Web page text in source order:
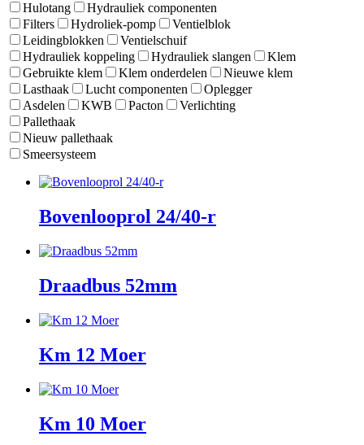
Hulotang
Hydrauliek componenten
Filters
Hydroliek-pomp
Ventielblok
Leidingblokken
Ventielschuif
Hydrauliek koppeling
Hydrauliek slangen
Klem
Gebruikte klem
Klem onderdelen
Nieuwe klem
Lasthaak
Lucht componenten
Oplegger
Asdelen
KWB Pacton
Verlichting
Pallethaak
Nieuw pallethaak
Smeersysteem
Bovenlooprol 24/40-r
Draadbus 52mm
Km 12 Moer
Km 10 Moer